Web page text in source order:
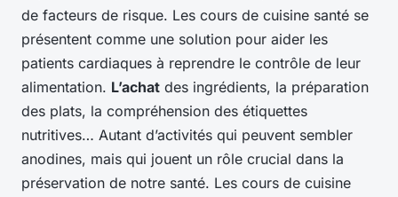
de facteurs de risque. Les cours de cuisine santé se
présentent comme une solution pour aider les
patients cardiaques à reprendre le contrôle de leur
alimentation. L’achat des ingrédients, la préparation
des plats, la compréhension des étiquettes
nutritives… Autant d’activités qui peuvent sembler
anodines, mais qui jouent un rôle crucial dans la
préservation de notre santé. Les cours de cuisine